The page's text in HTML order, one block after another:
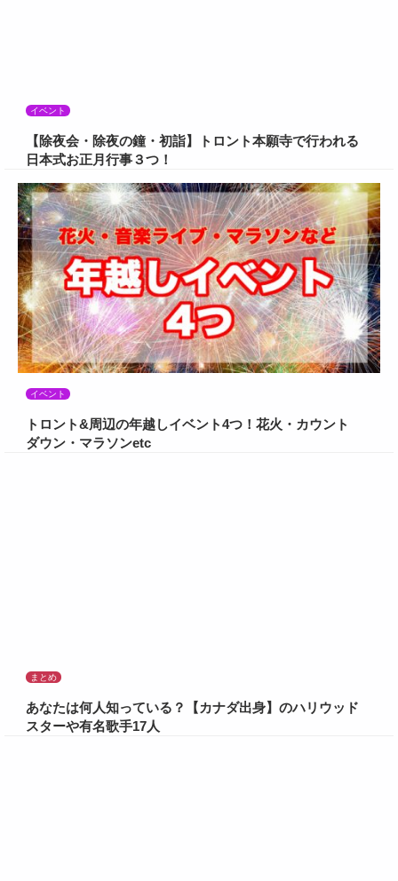
イベント
【除夜会・除夜の鐘・初詣】トロント本願寺で行われる
日本式お正月行事３つ！
イベント
トロント&周辺の年越しイベント4つ！花火・カウント
ダウン・マラソンetc
まとめ
あなたは何人知っている？【カナダ出身】のハリウッド
スターや有名歌手17人